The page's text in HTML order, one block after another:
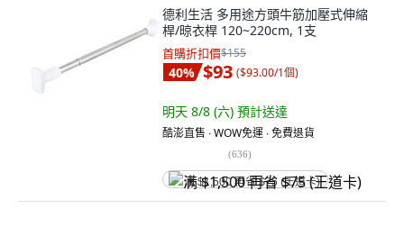
德利生活 多用途方頭牛筋加壓式伸縮
桿/晾衣桿 120~220cm, 1支
首購折扣價$155
40% $93 ($93.00/1個)
明天 8/8 (六) 預計送達
酷澎直售 ∙ WOW免運 ∙ 免費退貨
(636)
满 $1,500 再省 $75 (王道卡)